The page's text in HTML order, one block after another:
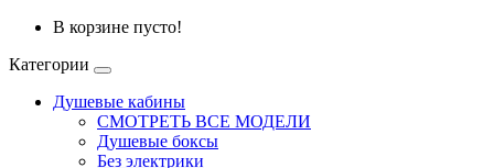
В корзине пусто!
Категории
Душевые кабины
СМОТРЕТЬ ВСЕ МОДЕЛИ
Душевые боксы
Без электрики